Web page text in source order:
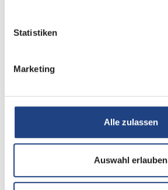
Statistiken
Marketing
Alle zulassen
Auswahl erlauben
Apple CarPlay
Navigationssystem
Radio/Tuner